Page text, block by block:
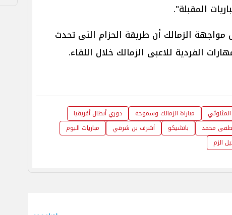
المقبلة".
الزمالك أن طريقة الحزام التى تحدث
الفردية للاعبى الزمالك خلال اللقاء.
مباراة الزمالك وسموحة
دوري أبطال أفريقيا
محمد باتشيكو أشرف بن شرقي
مباريات اليوم
الزم